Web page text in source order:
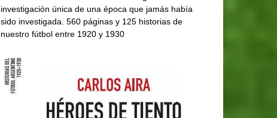
investigación única de una época que jamás había
sido investigada. 560 páginas y 125 historias de
nuestro fútbol entre 1920 y 1930